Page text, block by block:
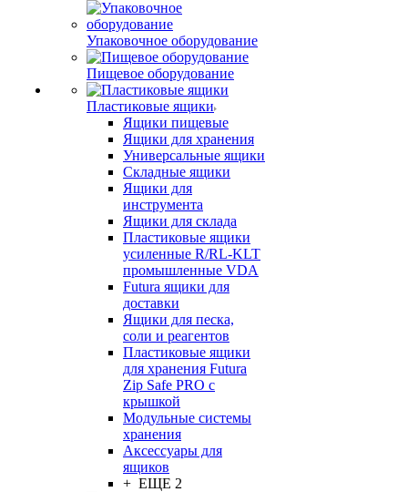
Упаковочное оборудование
Пищевое оборудование
Пластиковые ящики
Ящики пищевые
Ящики для хранения
Универсальные ящики
Складные ящики
Ящики для
инструмента
Ящики для склада
Пластиковые ящики
усиленные R/RL-KLT
промышленные VDA
Futura ящики для
доставки
Ящики для песка,
соли и реагентов
Пластиковые ящики
для хранения Futura
Zip Safe PRO с
крышкой
Модульные системы
хранения
Аксессуары для
ящиков
+ ЕЩЕ 2